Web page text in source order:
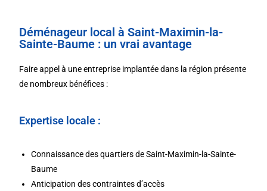
Déménageur local à Saint-Maximin-la-
Sainte-Baume : un vrai avantage
Faire appel à une entreprise implantée dans la région présente
de nombreux bénéfices :
Expertise locale :
Connaissance des quartiers de Saint-Maximin-la-Sainte-
Baume
Anticipation des contraintes d’accès